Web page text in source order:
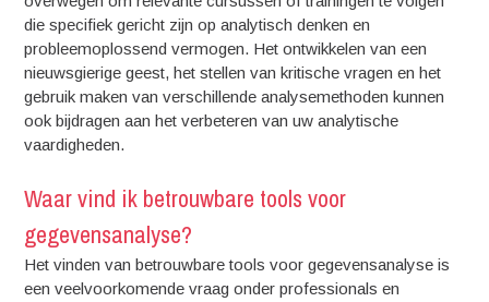
die specifiek gericht zijn op analytisch denken en
probleemoplossend vermogen. Het ontwikkelen van een
nieuwsgierige geest, het stellen van kritische vragen en het
gebruik maken van verschillende analysemethoden kunnen
ook bijdragen aan het verbeteren van uw analytische
vaardigheden.
Waar vind ik betrouwbare tools voor
gegevensanalyse?
Het vinden van betrouwbare tools voor gegevensanalyse is
een veelvoorkomende vraag onder professionals en